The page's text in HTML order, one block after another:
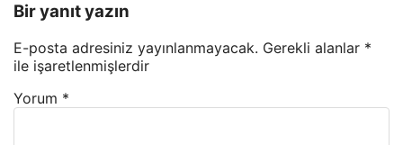
Bir yanıt yazın
E-posta adresiniz yayınlanmayacak. Gerekli alanlar *
ile işaretlenmişlerdir
Yorum *